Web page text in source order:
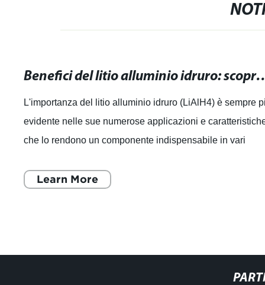
Benefici del litio alluminio idruro:
L'importanza del litio alluminio idruro (LiAlH4) è sempre
evidente nelle sue numerose applicazioni e
che lo rendono un componente indispensabile in vari
Learn More